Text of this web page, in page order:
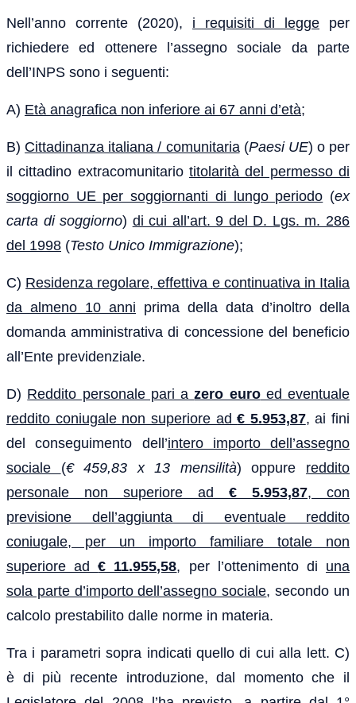
Nell’anno corrente (2020), i requisiti di legge per
richiedere ed ottenere l’assegno sociale da parte
dell’INPS sono i seguenti:
A) Età anagrafica non inferiore ai 67 anni d’età;
B) Cittadinanza italiana / comunitaria(Paesi UE) o per
il cittadino extracomunitario titolarità del permesso di
soggiorno UE per soggiornanti di lungo periodo (ex
carta di soggiorno) di cui all’art. 9 del D. Lgs. m. 286
del 1998 (Testo Unico Immigrazione);
C) Residenza regolare, effettiva e continuativa in Italia
da almeno 10 anni prima della data d’inoltro della
domanda amministrativa di concessione del beneficio
all’Ente previdenziale.
D) Reddito personale pari azero euroed eventuale
reddito coniugale non superiore ad€ 5.953,87, ai fini
del conseguimento dell’intero importo dell’assegno
sociale (€ 459,83 x 13 mensilità) oppure reddito
personale non superiore ad € 5.953,87, con
previsione dell’aggiunta di eventuale reddito
coniugale, per un importo familiare totale non
superiore ad€ 11.955,58, per l’ottenimento di una
sola parte d’importo dell’assegno sociale, secondo un
calcolo prestabilito dalle norme in materia.
Tra i parametri sopra indicati quello di cui alla lett. C)
è di più recente introduzione, dal momento che il